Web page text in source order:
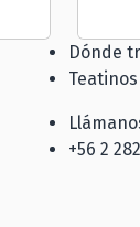
Dónde
+56 2